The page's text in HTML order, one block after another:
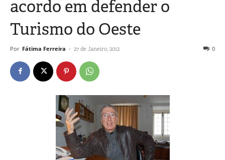
acordo em defender o
Turismo do Oeste
Por Fátima Ferreira - 27 de Janeiro, 2012 0